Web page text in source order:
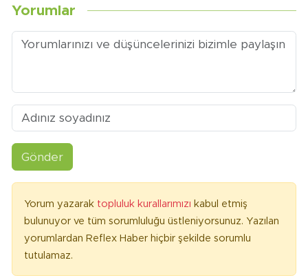
Yorumlar
Gönder
Yorum yazarak topluluk kurallarımızı kabul etmiş
bulunuyor ve tüm sorumluluğu üstleniyorsunuz. Yazılan
yorumlardan Reflex Haber hiçbir şekilde sorumlu
tutulamaz.